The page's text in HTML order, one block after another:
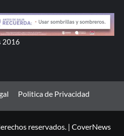
2016
Politica de Privacidad
reservados. | CoverNews